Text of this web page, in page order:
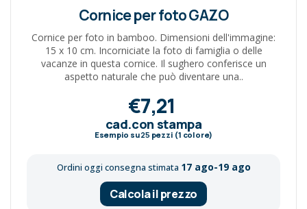
Cornice per foto GAZO
Cornice per foto in bamboo. Dimensioni dell'immagine:
15 x 10 cm. Incorniciate la foto di famiglia o delle
vacanze in questa cornice. Il sughero conferisce un
aspetto naturale che può diventare una..
€7,21
cad.con stampa
Esempio su25 pezzi (1 colore)
Ordini oggi consegna stimata 17 ago-19 ago
Calcola il prezzo